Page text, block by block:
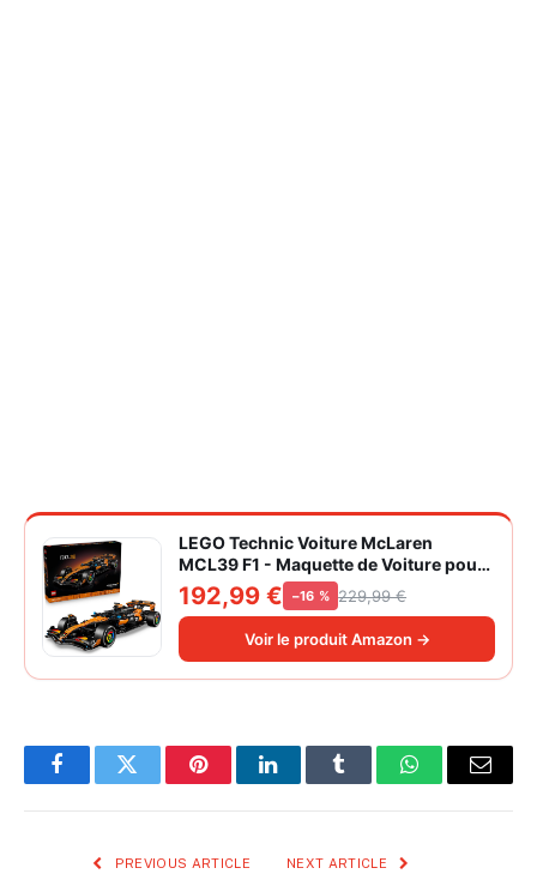
LEGO Technic Voiture McLaren
MCL39 F1 - Maquette de Voiture pour
Adulte - Set de Construction Formule 1
Collector - Moteur V6 & Différentiel -
Idée Cadeau pour Fans de Sport
Automobile 42228
192,99 € −16 % 229,99 €
Voir le produit Amazon →
FacebookTwitter PinterestLinkedInTumblr WhatsAppEmail
PREVIOUS ARTICLE NEXT ARTICLE